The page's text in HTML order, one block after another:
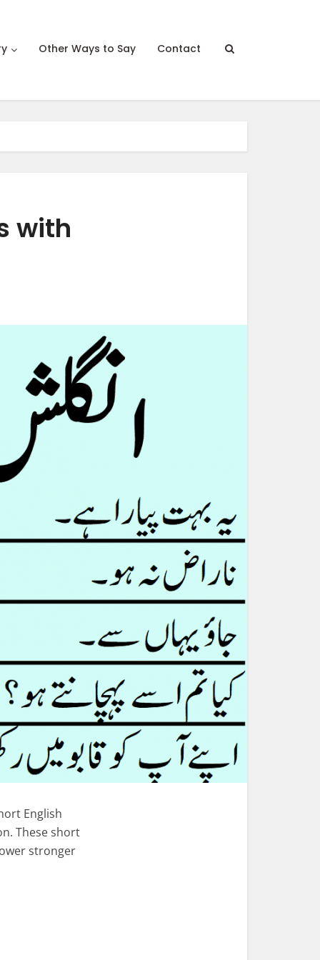
Other Ways to Say Contact
with
English
These short
stronger